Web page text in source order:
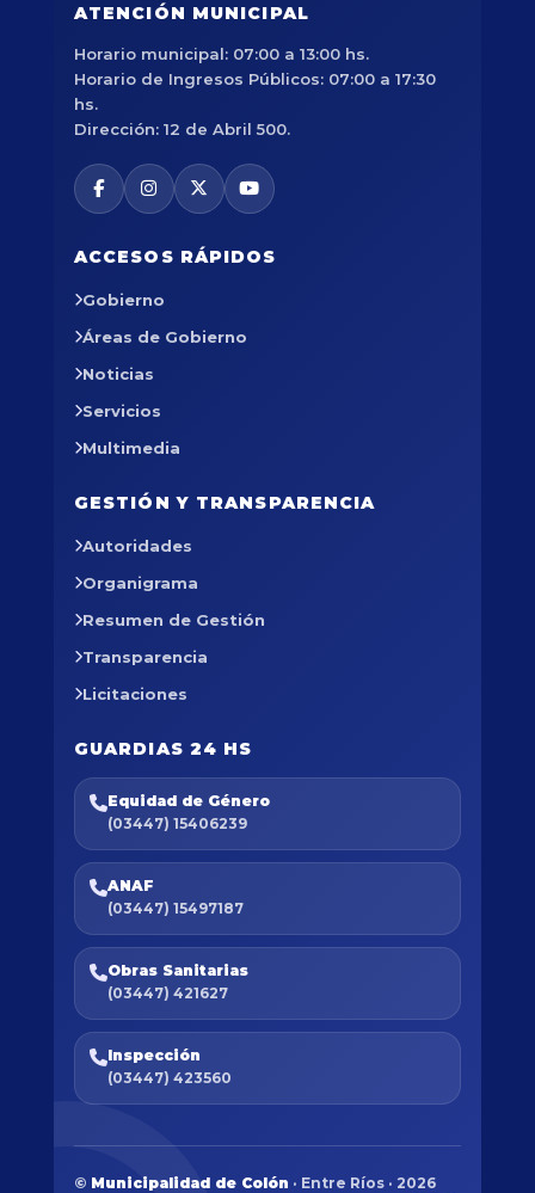
ATENCIÓN MUNICIPAL
Horario municipal: 07:00 a 13:00 hs.
Horario de Ingresos Públicos: 07:00 a 17:30
hs.
Dirección: 12 de Abril 500.
ACCESOS RÁPIDOS
Gobierno
Áreas de Gobierno
Noticias
Servicios
Multimedia
GESTIÓN Y TRANSPARENCIA
Autoridades
Organigrama
Resumen de Gestión
Transparencia
Licitaciones
GUARDIAS 24 HS
Equidad de Género
(03447) 15406239
ANAF
(03447) 15497187
Obras Sanitarias
(03447) 421627
Inspección
(03447) 423560
© Municipalidad de Colón · Entre Ríos · 2026